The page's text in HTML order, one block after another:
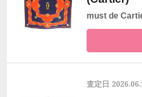
must de
査定日